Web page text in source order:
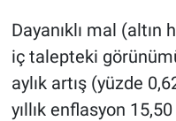
Dayanıklı mal
iç talepteki
aylık artış (yüzde
yıllık enflasyon